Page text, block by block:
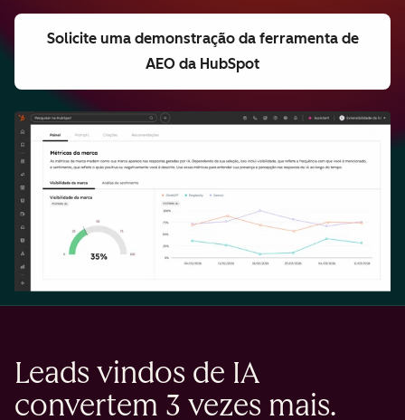
Solicite uma demonstração da ferramenta de
AEO da HubSpot
Leads vindos de IA
convertem 3 vezes mais.